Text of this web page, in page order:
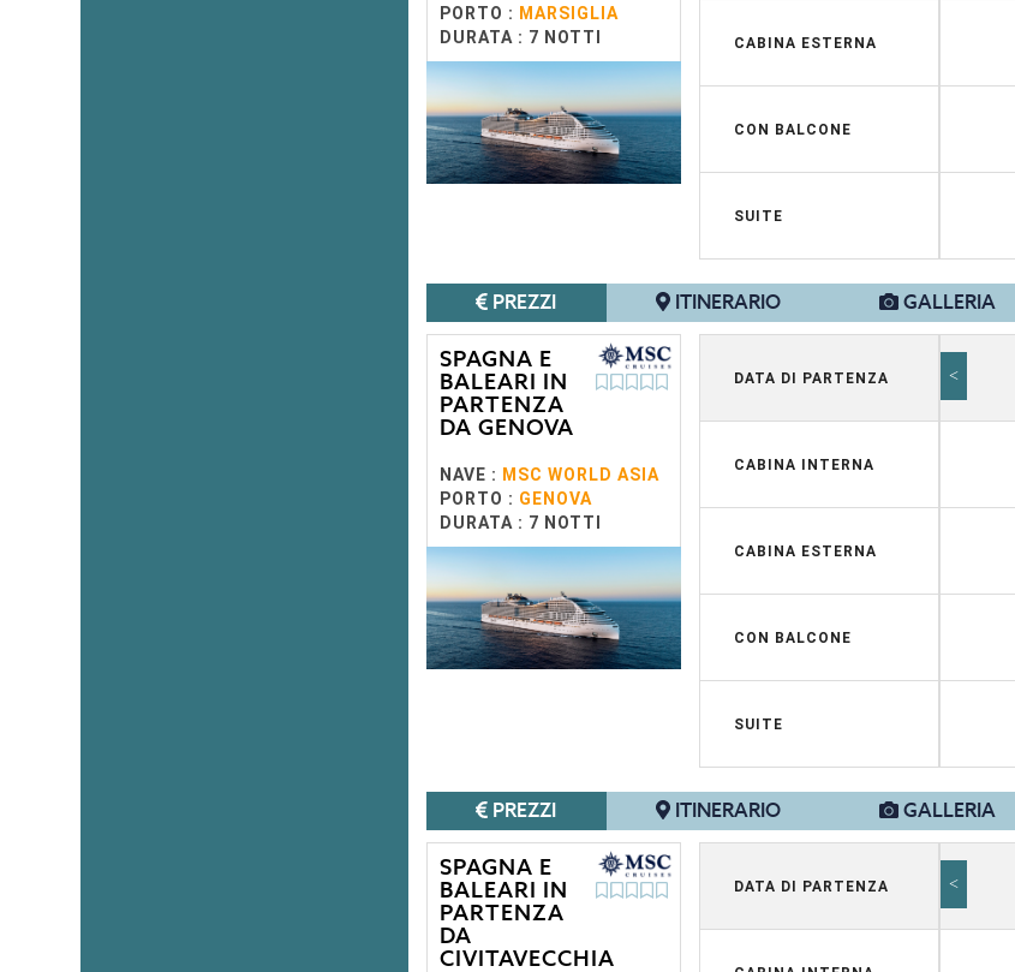
PORTO : MARSIGLIA
DURATA : 7 NOTTI
CABINA ESTERNA
CON BALCONE
SUITE
PREZZI ITINERARIO GALLERIA
SPAGNA E
BALEARI IN
PARTENZA
DA GENOVA
NAVE : MSC WORLD ASIA
PORTO : GENOVA
DURATA : 7 NOTTI
DATA DI PARTENZA
CABINA INTERNA
CABINA ESTERNA
CON BALCONE
SUITE
<
PREZZI ITINERARIO GALLERIA
SPAGNA E
BALEARI IN
PARTENZA
DA
CIVITAVECCHIA
DATA DI PARTENZA <